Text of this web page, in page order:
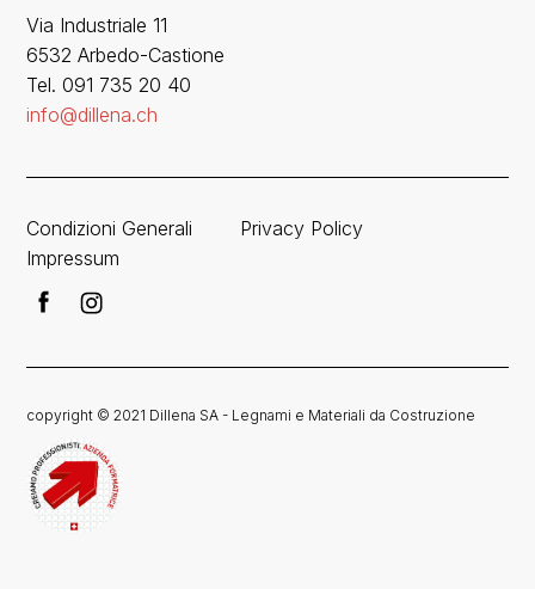
Via Industriale 11
6532 Arbedo-Castione
Tel. 091 735 20 40
info@dillena.ch
Condizioni Generali
Privacy Policy
Impressum
copyright © 2021 Dillena SA - Legnami e Materiali da Costruzione